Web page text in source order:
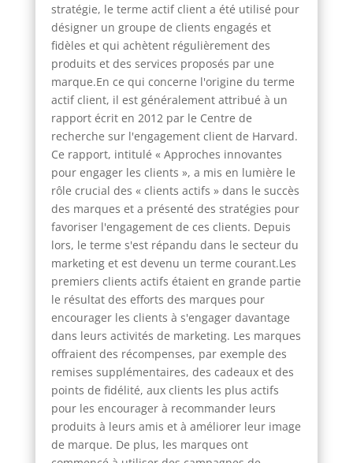
stratégie, le terme actif client a été utilisé pour
désigner un groupe de clients engagés et
fidèles et qui achètent régulièrement des
produits et des services proposés par une
marque.En ce qui concerne l'origine du terme
actif client, il est généralement attribué à un
rapport écrit en 2012 par le Centre de
recherche sur l'engagement client de Harvard.
Ce rapport, intitulé « Approches innovantes
pour engager les clients », a mis en lumière le
rôle crucial des « clients actifs » dans le succès
des marques et a présenté des stratégies pour
favoriser l'engagement de ces clients. Depuis
lors, le terme s'est répandu dans le secteur du
marketing et est devenu un terme courant.Les
premiers clients actifs étaient en grande partie
le résultat des efforts des marques pour
encourager les clients à s'engager davantage
dans leurs activités de marketing. Les marques
offraient des récompenses, par exemple des
remises supplémentaires, des cadeaux et des
points de fidélité, aux clients les plus actifs
pour les encourager à recommander leurs
produits à leurs amis et à améliorer leur image
de marque. De plus, les marques ont